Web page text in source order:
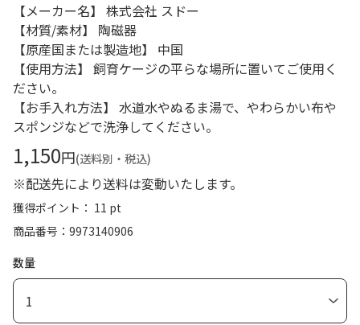
【メーカー名】 株式会社 スドー
【材質/素材】 陶磁器
【原産国または製造地】 中国
【使用方法】 飼育ケージの平らな場所に置いてご使用く
ださい。
【お手入れ方法】 水道水やぬるま湯で、やわらかい布や
スポンジなどで洗浄してください。
1,150円(送料別・税込)
※配送先により送料は変動いたします。
獲得ポイント： 11 pt
商品番号
9973140906
数量
1